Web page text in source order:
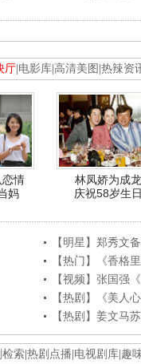
厅 电影库 高清美图 热辣资
恋情
妈
林凤娇为成龙
庆祝58岁生
【明星】郑秀文
【热门】《香格
【视频】张国强
【热剧】《美人
【热剧】姜文马
检索 热剧点播 电视剧库 趣